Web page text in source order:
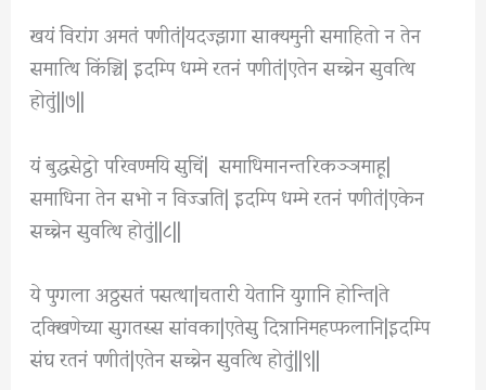
खयं विरांग अमतं पणीतं|यदज्झगा साक्यमुनी समाहितो न तेन
समात्थि किंञ्चि| इदम्पि धम्मे रतनं पणीतं|एतेन सच्चेन सुवत्थि
होतुं||७||
यं बुद्धसेट्ठो परिवण्मयि सुचिं| समाधिमानन्तरिकञ्ञमाहू|
समाधिना तेन सभो न विज्जति| इदम्पि धम्मे रतनं पणीतं|एकेन
सच्चेन सुवत्थि होतुं||८||
ये पुग्गला अठ्ठसतं पसत्था|चतारी येतानि युगानि होन्ति|ते
दक्खिणेच्या सुगतस्स सांवका|एतेसु दिन्नानिमहप्फलानि|इदम्पि
संघ रतनं पणीतं|एतेन सच्चेन सुवत्थि होतुं||९||